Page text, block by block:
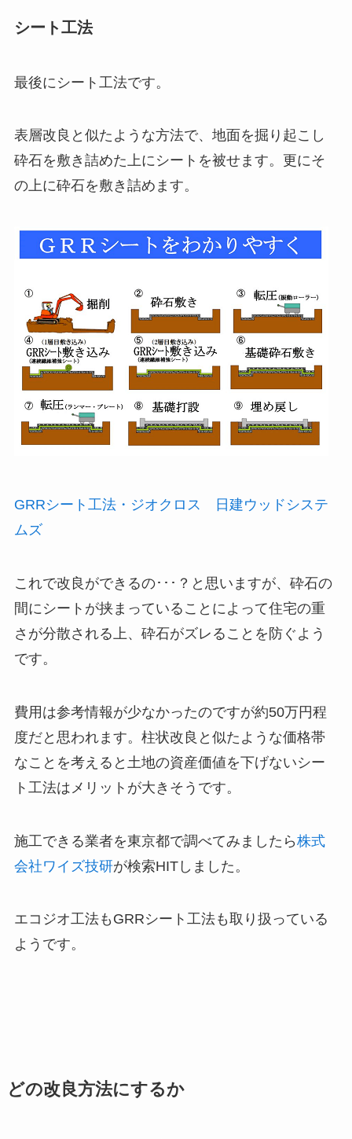
シート工法
最後にシート工法です。
表層改良と似たような方法で、地面を掘り起こし
砕石を敷き詰めた上にシートを被せます。更にそ
の上に砕石を敷き詰めます。
GRRシート工法・ジオクロス 日建ウッドシステ
ムズ
これで改良ができるの･･･？と思いますが、砕石の
間にシートが挟まっていることによって住宅の重
さが分散される上、砕石がズレることを防ぐよう
です。
費用は参考情報が少なかったのですが約50万円程
度だと思われます。柱状改良と似たような価格帯
なことを考えると土地の資産価値を下げないシー
ト工法はメリットが大きそうです。
施工できる業者を東京都で調べてみましたら株式
会社ワイズ技研が検索HITしました。
エコジオ工法もGRRシート工法も取り扱っている
ようです。
どの改良方法にするか